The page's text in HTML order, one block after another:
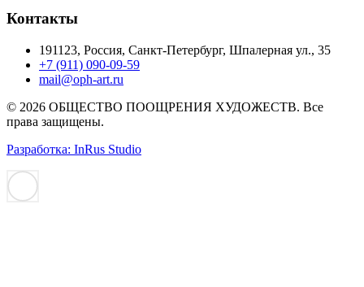
Контакты
191123, Россия, Санкт-Петербург, Шпалерная ул., 35
+7 (911) 090-09-59
mail@oph-art.ru
© 2026 ОБЩЕСТВО ПООЩРЕНИЯ ХУДОЖЕСТВ. Все
права защищены.
Разработка: InRus Studio